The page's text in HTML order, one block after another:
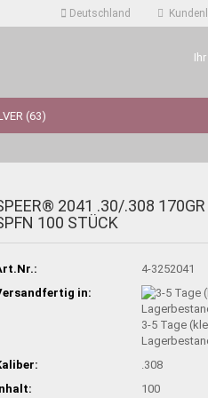
Deutschland
(63)
2041 .30/.308
100 STÜCK
4-3252041
in:
3-5 Tage
.308
100